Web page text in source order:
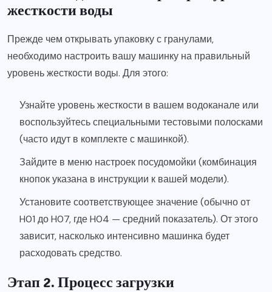
жесткости воды
Прежде чем открывать упаковку с гранулами,
необходимо настроить вашу машинку на правильный
уровень жесткости воды. Для этого:
Узнайте уровень жесткости в вашем водоканале или
воспользуйтесь специальными тестовыми полосками
(часто идут в комплекте с машинкой).
Зайдите в меню настроек посудомойки (комбинация
кнопок указана в инструкции к вашей модели).
Установите соответствующее значение (обычно от
H01 до H07, где H04 — средний показатель). От этого
зависит, насколько интенсивно машинка будет
расходовать средство.
Этап 2. Процесс загрузки